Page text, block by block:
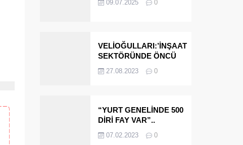
MİRASÇILARI
09.07.2025 0
VELİOĞULLARI:’İNŞAAT
SEKTÖRÜNDE ÖNCÜ
EDECEĞİZ’
27.08.2023 0
“YURT GENELİNDE 500
DİRİ FAY VAR”..
ÇINARCIK..
07.02.2023 0